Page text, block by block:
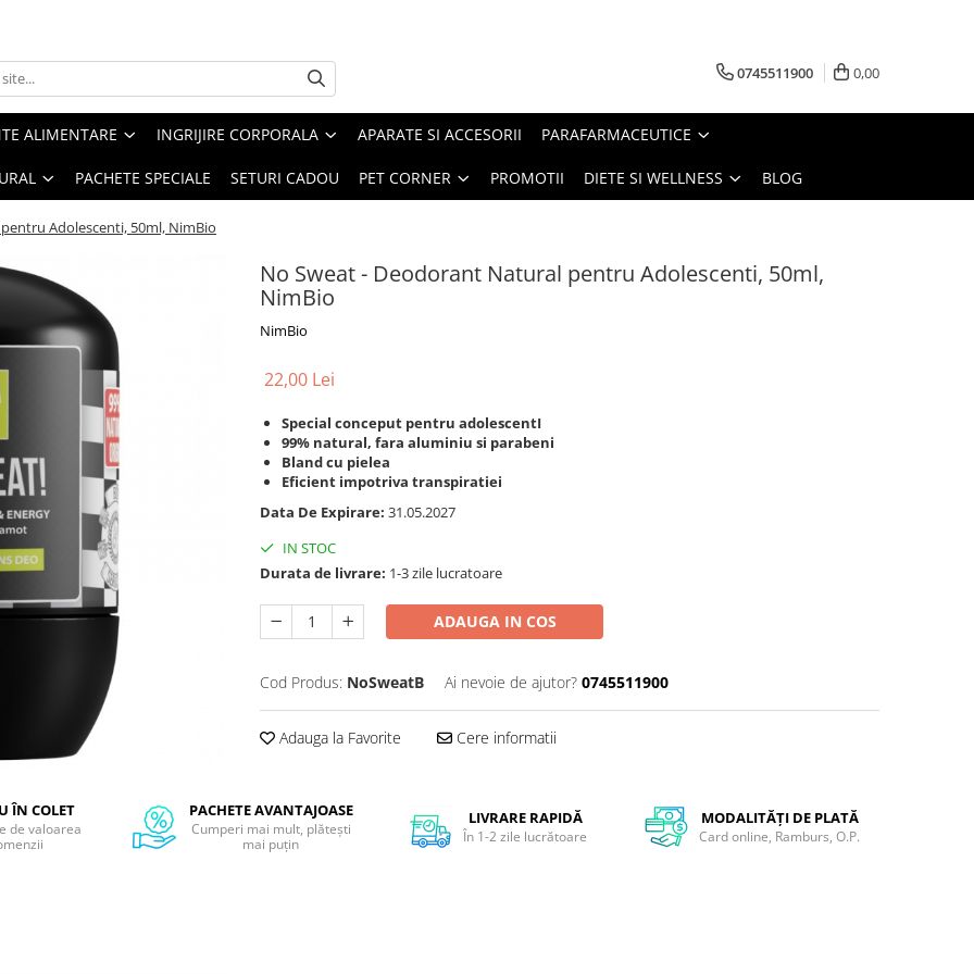
0745511900 0,00
ALIMENTARE INGRIJIRE CORPORALA APARATE SI ACCESORII PARAFARMACEUTICE
PACHETE SPECIALE SETURI CADOU PET CORNER PROMOTII DIETE SI WELLNESS BLOG
Adolescenti, 50ml, NimBio
No Sweat - Deodorant Natural pentru Adolescenti, 50ml,
NimBio
NimBio
22,00 Lei
Special conceput pentru adolescentI
99% natural, fara aluminiu si parabeni
Bland cu pielea
Eficient impotriva transpiratiei
Data De Expirare: 31.05.2027
IN STOC
Durata de livrare: 1-3 zile lucratoare
ADAUGA IN COS
Cod Produs: NoSweatB Ai nevoie de ajutor? 0745511900
Adauga la Favorite Cere informatii
ÎN COLET
de valoarea
PACHETE AVANTAJOASE
Cumperi mai mult, plătești
mai puțin
LIVRARE RAPIDĂ
În 1-2 zile lucrătoare
MODALITĂȚI DE PLATĂ
Card online, Ramburs, O.P.